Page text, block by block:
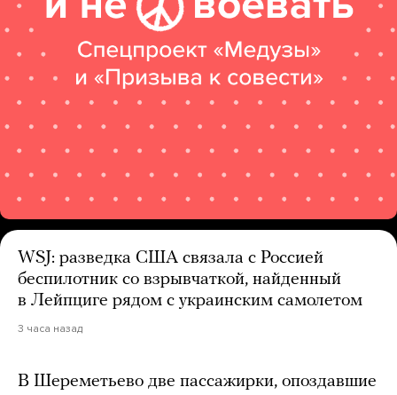
WSJ: разведка США связала с Россией
беспилотник со взрывчаткой, найденный
в Лейпциге рядом с украинским самолетом
3 часа назад
В Шереметьево две пассажирки, опоздавшие